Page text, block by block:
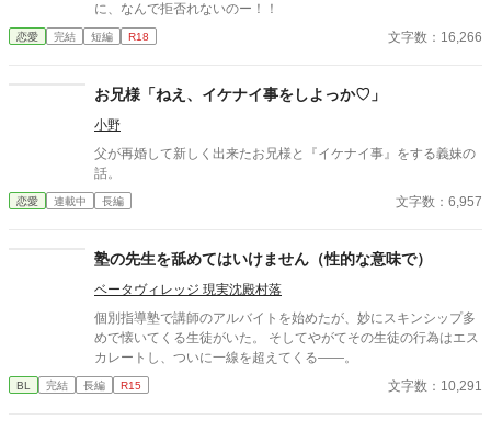
に、なんで拒否れないのー！！
恋愛 完結 短編 R18 文字数：16,266
お兄様「ねえ、イケナイ事をしよっか♡」
小野
父が再婚して新しく出来たお兄様と『イケナイ事』をする義妹の
話。
恋愛 連載中 長編 文字数：6,957
塾の先生を舐めてはいけません（性的な意味で）
ベータヴィレッジ 現実沈殿村落
個別指導塾で講師のアルバイトを始めたが、妙にスキンシップ多
めで懐いてくる生徒がいた。 そしてやがてその生徒の行為はエス
カレートし、ついに一線を超えてくる――。
BL 完結 長編 R15 文字数：10,291